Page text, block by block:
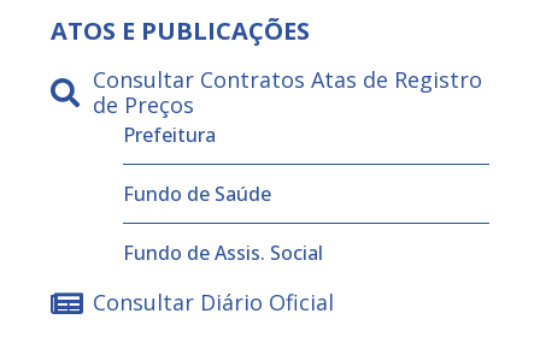
ATOS E PUBLICAÇÕES
Consultar Contratos Atas de Registro
de Preços
Prefeitura
Fundo de Saúde
Fundo de Assis. Social
Consultar Diário Oficial